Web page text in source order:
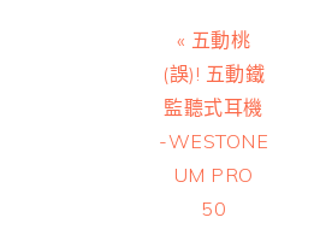
Previous
Post:
« 五動桃
(誤)! 五動鐵
監聽式耳機
-WESTONE
UM PRO
50